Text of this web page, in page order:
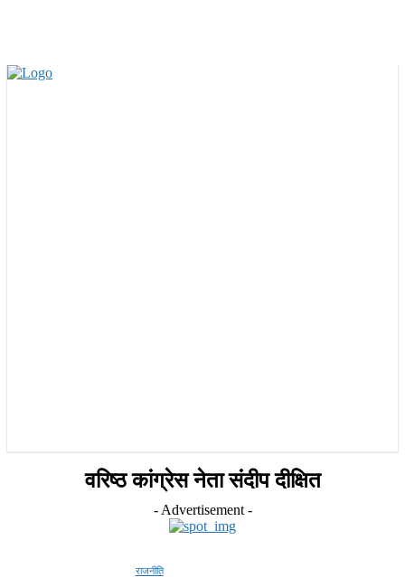
वरिष्ठ कांग्रेस नेता संदीप दीक्षित
- Advertisement -
राजनीति